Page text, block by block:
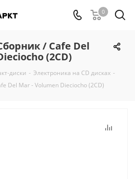
0
/ Cafe Del
(2CD)
диски - Электроника на CD дисках -
Del Mar - Volumen Dieciocho (2CD)